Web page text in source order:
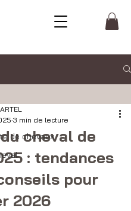
de chevaux
cheval de
: tendances
pour
2026
3 min de lecture